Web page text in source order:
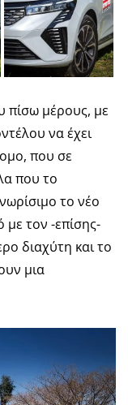
πίσω μέρους, με
να έχει
που σε
που το
το νέο
τον -επίσης-
διαχύτη και το
μια